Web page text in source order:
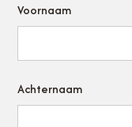
Voornaam
Achternaam